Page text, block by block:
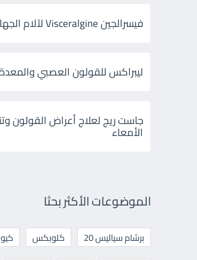
فيسرالجين Visceralgine لآلام الجهاز الهضمى
ليبراكس للقولون العصبي
جاست ريج لعلاج أعراض القولون
الأمعاء
الموضوعات الأكثر بحثا
برشام سياليس 20 كلوبكس